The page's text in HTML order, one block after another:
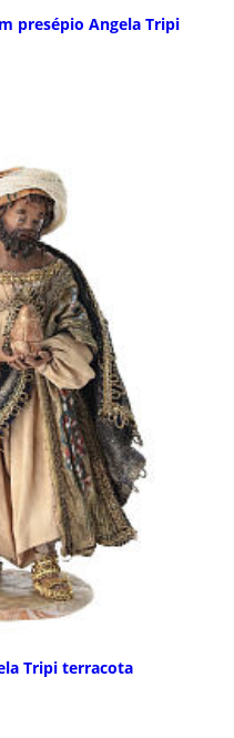
presépio Angela Tripi
Tripi terracota